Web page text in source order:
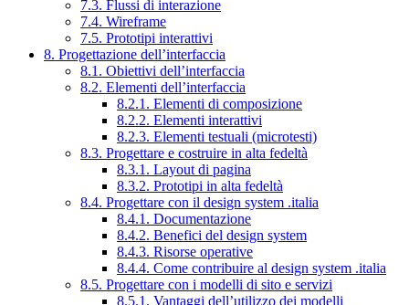
7.3. Flussi di interazione
7.4. Wireframe
7.5. Prototipi interattivi
8. Progettazione dell’interfaccia
8.1. Obiettivi dell’interfaccia
8.2. Elementi dell’interfaccia
8.2.1. Elementi di composizione
8.2.2. Elementi interattivi
8.2.3. Elementi testuali (microtesti)
8.3. Progettare e costruire in alta fedeltà
8.3.1. Layout di pagina
8.3.2. Prototipi in alta fedeltà
8.4. Progettare con il design system .italia
8.4.1. Documentazione
8.4.2. Benefici del design system
8.4.3. Risorse operative
8.4.4. Come contribuire al design system .italia
8.5. Progettare con i modelli di sito e servizi
8.5.1. Vantaggi dell’utilizzo dei modelli